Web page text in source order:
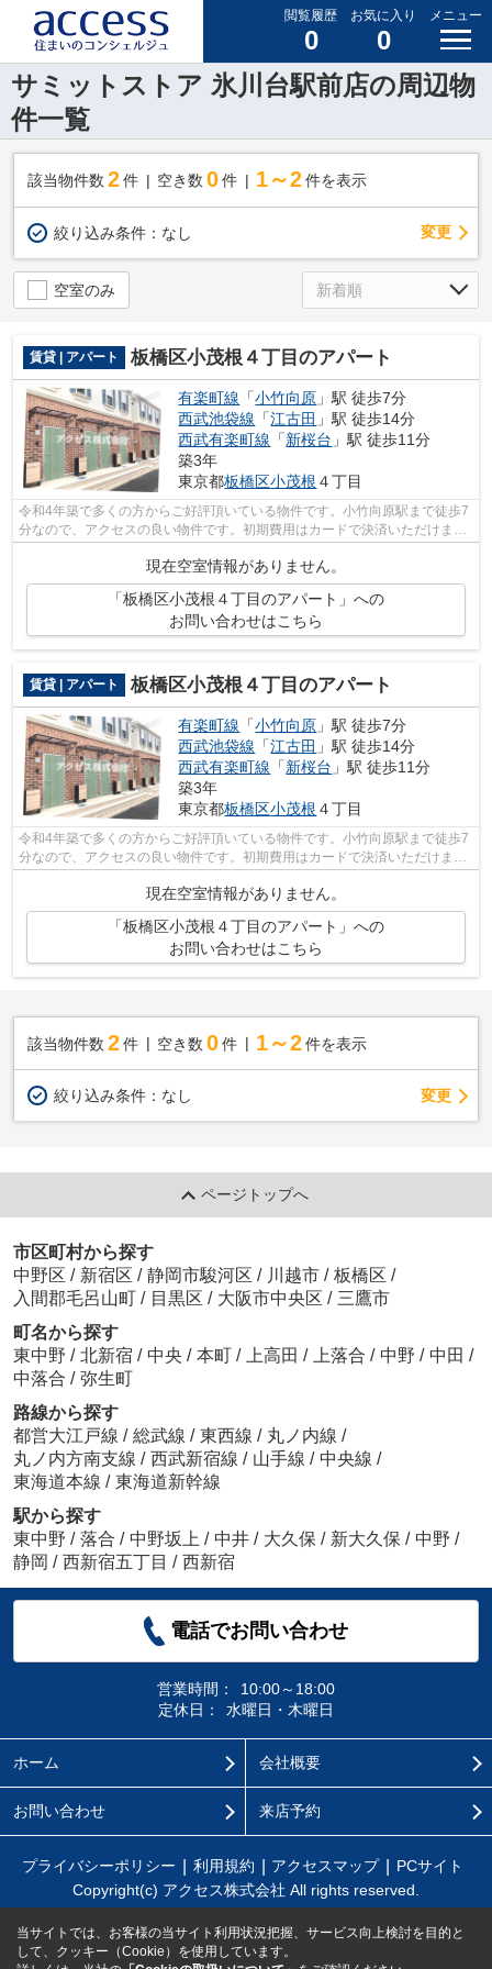
閲覧履歴
0
お気に入り
0
メニュー
サミットストア 氷川台駅前店の周辺物
件一覧
該当物件数 2件 空き数 0 件 1～2 件を表示
絞り込み条件： なし 変更
空室のみ
賃貸 | アパート 板橋区小茂根４丁目のアパート
有楽町線 「小竹向原 」駅 徒歩7分
西武池袋線 「江古田 」駅 徒歩14分
西武有楽町線 「新桜台 」駅 徒歩11分
築3年
東京都板橋区小茂根 ４丁目
令和4年築で多くの方からご好評頂いている物件です。小竹向原駅まで徒歩7
分なので、アクセスの良い物件です。初期費用はカードで決済いただけま
現在空室情報がありません。
「板橋区小茂根４丁目のアパート」への
お問い合わせはこちら
賃貸 | アパート 板橋区小茂根４丁目のアパート
有楽町線 「小竹向原 」駅 徒歩7分
西武池袋線 「江古田 」駅 徒歩14分
西武有楽町線 「新桜台 」駅 徒歩11分
築3年
東京都板橋区小茂根 ４丁目
令和4年築で多くの方からご好評頂いている物件です。小竹向原駅まで徒歩7
分なので、アクセスの良い物件です。初期費用はカードで決済いただけま
現在空室情報がありません。
「板橋区小茂根４丁目のアパート」への
お問い合わせはこちら
該当物件数 2件 空き数 0 件 1～2 件を表示
絞り込み条件： なし 変更
ページトップへ
市区町村から探す
中野区 / 新宿区 / 静岡市駿河区 / 川越市 / 板橋区 /
入間郡毛呂山町 / 目黒区 / 大阪市中央区 / 三鷹市
町名から探す
東中野 / 北新宿 / 中央 / 本町 / 上高田 / 上落合 / 中野 / 中田 /
中落合 / 弥生町
路線から探す
都営大江戸線 / 総武線 / 東西線 / 丸ノ内線 /
丸ノ内方南支線 / 西武新宿線 / 山手線 / 中央線 /
東海道本線 / 東海道新幹線
駅から探す
東中野 / 落合 / 中野坂上 / 中井 / 大久保 / 新大久保 / 中野 /
静岡 / 西新宿五丁目 / 西新宿
電話でお問い合わせ
営業時間：
10:00～18:00
定休日：
水曜日・木曜日
ホーム 会社概要
お問い合わせ 来店予約
プライバシーポリシー 利用規約 アクセスマップ
PCサイト
Copyright(c) アクセス株式会社 All rights reserved.
当サイトでは、お客様の当サイト利用状況把握、サービス向上検討を目的と
して、クッキー（Cookie）を使用しています。